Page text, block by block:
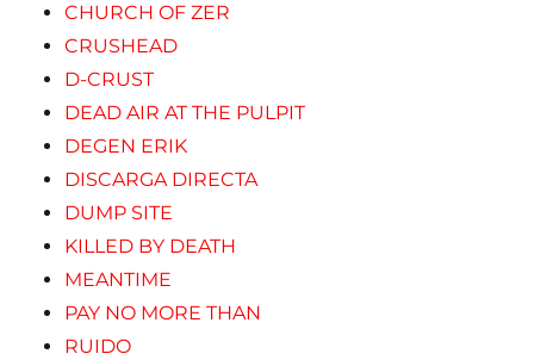
CHURCH OF ZER
CRUSHEAD
D-CRUST
DEAD AIR AT THE PULPIT
DEGEN ERIK
DISCARGA DIRECTA
DUMP SITE
KILLED BY DEATH
MEANTIME
PAY NO MORE THAN
RUIDO